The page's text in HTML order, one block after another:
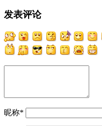
发表评论
昵称*